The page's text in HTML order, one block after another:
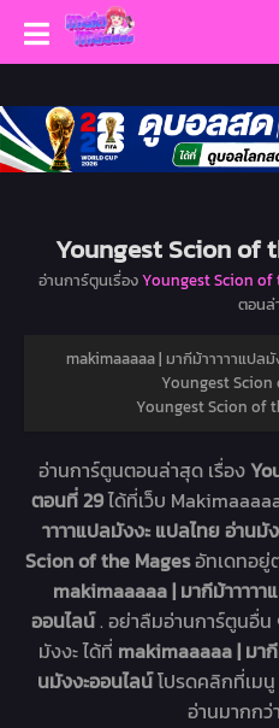
Youngest Scion of
อ่านการ์ตูนเรื่องYoungest Scion of
ตอนล่
makimaaaaa | มากีม้าาาาาแปล
Youngest Scion
Youngest Scion of
อ่านการ์ตูนตอนล่าสุด เรื่อง
ตอนที่ 29ได้ที่เว็บ
าาาาแปลมังงะ แปลไทย อ่านมั
Scion of the Magesอัทเดทอยู่
makimaaaaa | มากีม้าาาาา
ออนไลน์. อย่าลืมอ่านการ์ตูนอื่น
มังงะ ได้ที่ makimaaaaa | มา
นมังงะออนไลน์โปรดคลิกที่เม
อ่านมากกว่